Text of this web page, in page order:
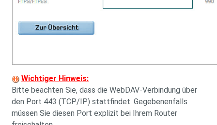
Wichtiger Hinweis:
Bitte beachten Sie, dass die WebDAV-Verbindung über
den Port 443 (TCP/IP) stattfindet. Gegebenenfalls
müssen Sie diesen Port explizit bei Ihrem Router